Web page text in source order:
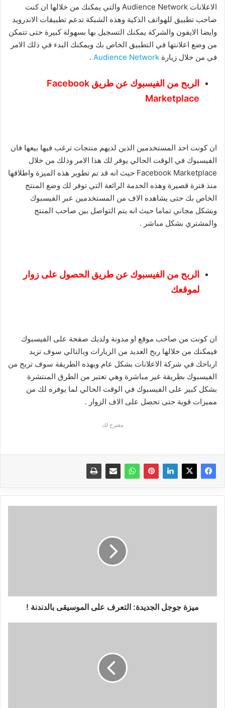
الاعلانات Audience Network والتي يمكنك من خلالها ان كنت
صاحب تطبيق للهواتف الذكية وهذه الشبكة تدعم تطبيقات الاندرويد
وايضا الايفون والشركة يمكنك التسجيل بها بسهولة كبيرة حتى تتمكن
من وضع اعلانتها في التطبيق الخاص بك ويمكنك البدء في ذلك الامر
في من خلال زيارة Audience Network
.
الربح من الفيسبوك عن طريق Facebook
Marketplace
ان كونت احد المستخدمين الذين لديهم منتجات ترغب فيها بيعها فان
الفيسبوك في الوقت الحالي يوفر لك هذا الامر وذلك من خلال
Facebook Marketplace حيث انه قد تم تطوير هذه الميزة واطلاقها
منذ فترة قصيرة وهذه الخدمة الرائعة التي توفر لك وضع المنتج
الخاص بك حتى يشاهده الاف من المستخدمين عبر الفيسبوك
وبشكل مجاني تماما حيث انه يتم التواصل بين صاحب المنتج
والمشتري بشكل مباشر .
الربح من الفيسبوك عن طريق الحصول على زوار
لموقعك
ان كونت من صاحب موقع او مدونة ولديك صفحة على الفيسبوك
فيمكنك من خلالها ربح العديد من الزيارات وبالتالي سوف تزيد
ارباحك في شركة الاعلانات بشكل عام وبهذه الطريقة سوف تربح من
الفيسبوك بطريقة غير مباشرة وهي تعتبر من الطرق المنتشرة
بشكل كبير على الفيسبوك في الوقت الحالي لما يوفره لك من
مميزات قوية حتى تحصل على الاف الزوار .
مقترح لك
ميزة جوجل الجديدة: التعرف على الموسيقى بالدندنة !